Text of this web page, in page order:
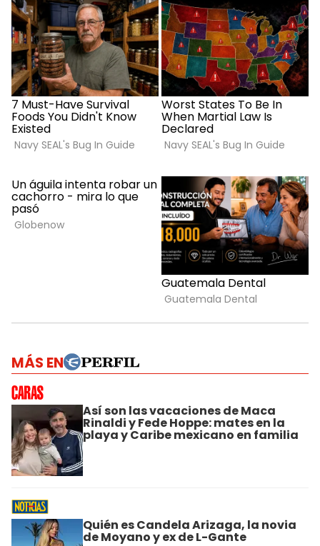
MÁS EN
Así son las vacaciones de Maca
Rinaldi y Fede Hoppe: mates en la
playa y Caribe mexicano en familia
Quién es Candela Arizaga, la novia
de Moyano y ex de L-Gante